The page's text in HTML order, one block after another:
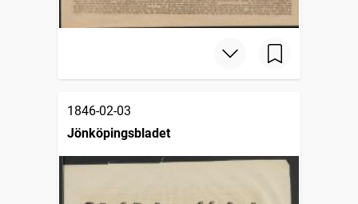
1846-02-03
Jönköpingsbladet